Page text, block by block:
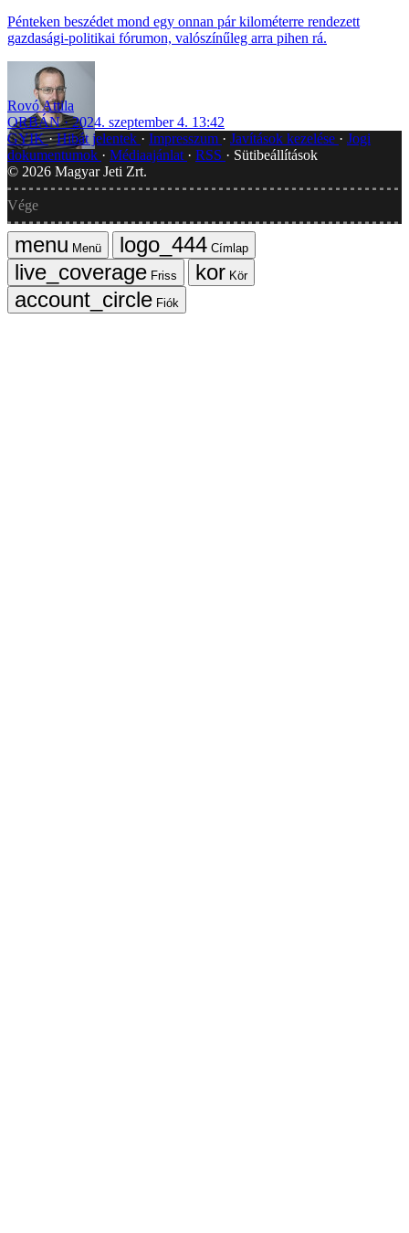
Pénteken beszédet mond egy onnan pár kilométerre rendezett
gazdasági-politikai fórumon, valószínűleg arra pihen rá.
Rovó Attila
ORBÁN
2024. szeptember 4. 13:42
GYIK Hibát jelentek Impresszum Javítások kezelése
Jogi
dokumentumok
Médiaajánlat RSS
Sütibeállítások
© 2026 Magyar Jeti Zrt.
Vége
Menü
Címlap
Friss
Kör
Fiók